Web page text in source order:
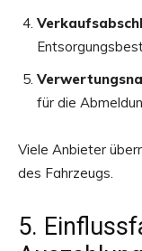
für die
Viele Anbieter
des Fahrzeugs.
5.